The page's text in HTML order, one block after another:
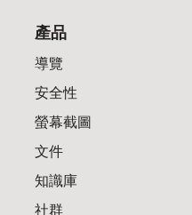
產品
導覽
安全性
螢幕截圖
文件
知識庫
社群